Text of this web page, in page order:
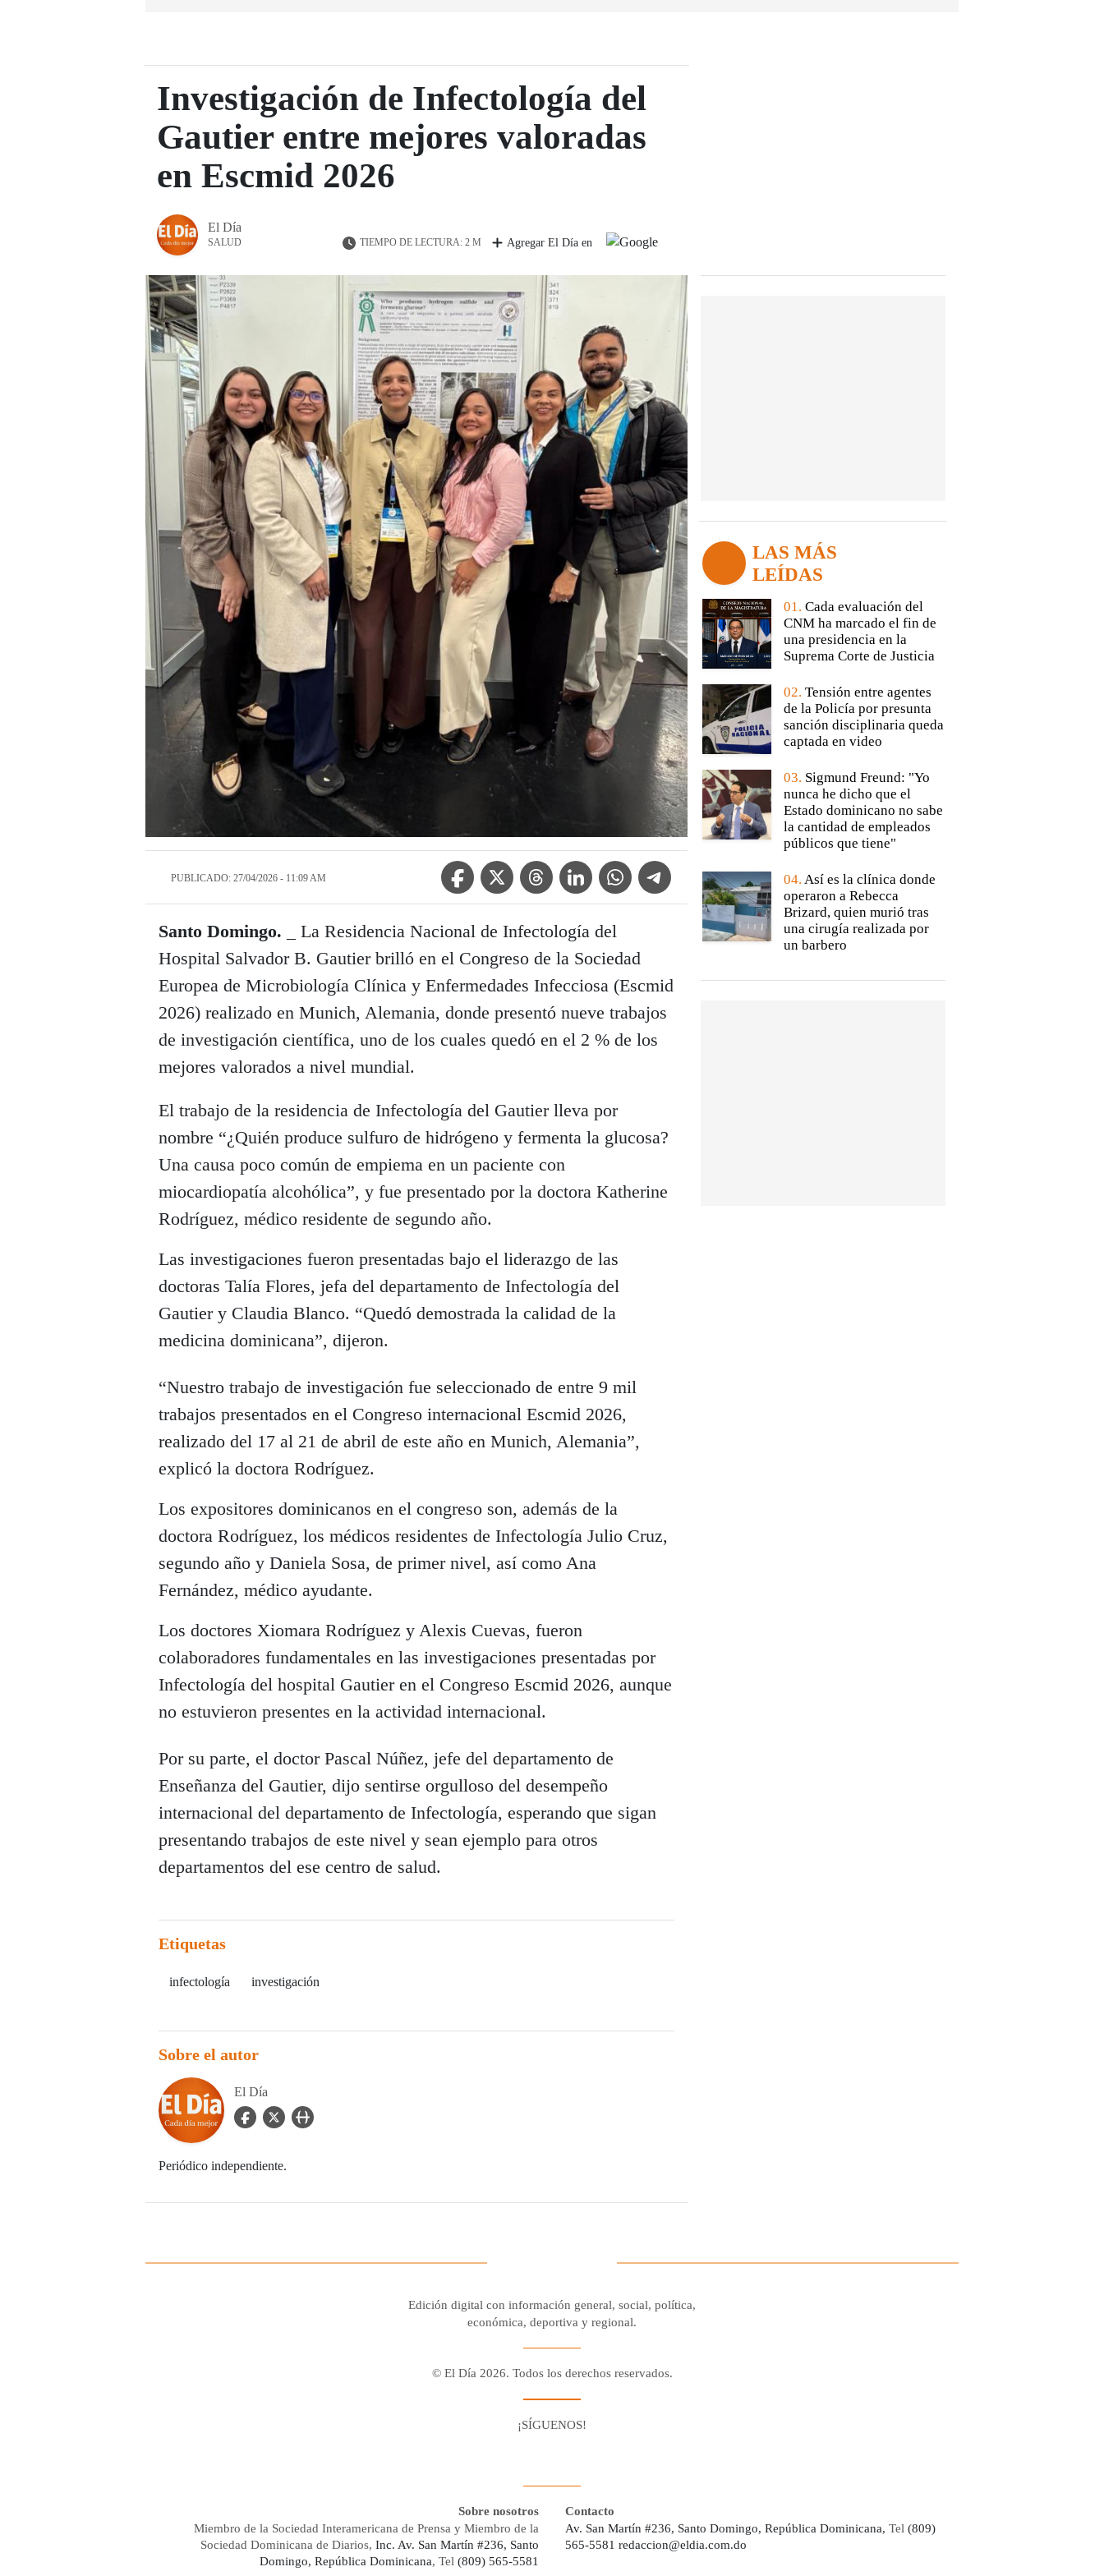
Investigación de Infectología del
Gautier entre mejores valoradas
en Escmid 2026
El Día
SALUD TIEMPO DE LECTURA: 2 M Agregar El Día en
PUBLICADO: 27/04/2026 - 11:09 AM
Facebook IconTwitter IconThreads IconLinkedin IconWhatsApp IconTelegram Icon
Santo Domingo.
_ La Residencia Nacional de Infectología del
Hospital Salvador B. Gautier brilló en el Congreso de la Sociedad
Europea de Microbiología Clínica y Enfermedades Infecciosa (Escmid
2026) realizado en Munich, Alemania, donde presentó nueve trabajos
de investigación científica, uno de los cuales quedó en el 2 % de los
mejores valorados a nivel mundial.
El trabajo de la residencia de Infectología del Gautier lleva por
nombre “¿Quién produce sulfuro de hidrógeno y fermenta la glucosa?
Una causa poco común de empiema en un paciente con
miocardiopatía alcohólica”, y fue presentado por la doctora Katherine
Rodríguez, médico residente de segundo año.
Las investigaciones fueron presentadas bajo el liderazgo de las
doctoras Talía Flores, jefa del departamento de Infectología del
Gautier y Claudia Blanco. “Quedó demostrada la calidad de la
medicina dominicana”, dijeron.
“Nuestro trabajo de investigación fue seleccionado de entre 9 mil
trabajos presentados en el Congreso internacional Escmid 2026,
realizado del 17 al 21 de abril de este año en Munich, Alemania”,
explicó la doctora Rodríguez.
Los expositores dominicanos en el congreso son, además de la
doctora Rodríguez, los médicos residentes de Infectología Julio Cruz,
segundo año y Daniela Sosa, de primer nivel, así como Ana
Fernández, médico ayudante.
Los doctores Xiomara Rodríguez y Alexis Cuevas, fueron
colaboradores fundamentales en las investigaciones presentadas por
Infectología del hospital Gautier en el Congreso Escmid 2026, aunque
no estuvieron presentes en la actividad internacional.
Por su parte, el doctor Pascal Núñez, jefe del departamento de
Enseñanza del Gautier, dijo sentirse orgulloso del desempeño
internacional del departamento de Infectología, esperando que sigan
presentando trabajos de este nivel y sean ejemplo para otros
departamentos del ese centro de salud.
Etiquetas
infectología investigación
Sobre el autor
El Día
facebook Icon
twitter Iconuser_url Icon
Periódico independiente.
LAS MÁS
LEÍDAS
01. Cada evaluación del
CNM ha marcado el fin de
una presidencia en la
Suprema Corte de Justicia
02. Tensión entre agentes
de la Policía por presunta
sanción disciplinaria queda
captada en video
03. Sigmund Freund: "Yo
nunca he dicho que el
Estado dominicano no sabe
la cantidad de empleados
públicos que tiene"
04. Así es la clínica donde
operaron a Rebecca
Brizard, quien murió tras
una cirugía realizada por
un barbero
Edición digital con información general, social, política,
económica, deportiva y regional.
© El Día 2026. Todos los derechos reservados.
¡SÍGUENOS!
Sobre nosotros
Miembro de la Sociedad Interamericana de Prensa y Miembro de la
Sociedad Dominicana de Diarios, Inc. Av. San Martín #236, Santo
Domingo, República Dominicana, Tel (809) 565-5581
Contacto
Av. San Martín #236, Santo Domingo, República Dominicana, Tel (809)
565-5581 redaccion@eldia.com.do